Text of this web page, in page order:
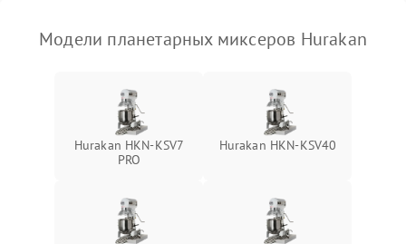
Поломка системы защиты
Подробнее →
Модели планетарных миксеров Hurakan
Hurakan HKN-KSV7
PRO
Hurakan HKN-KSV40